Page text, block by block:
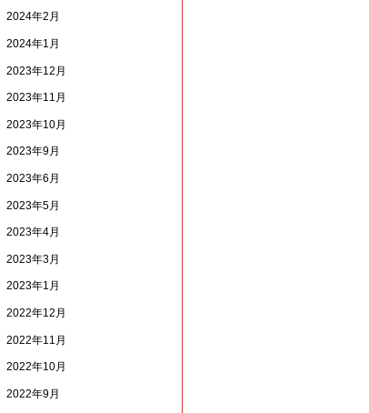
2024年2月
2024年1月
2023年12月
2023年11月
2023年10月
2023年9月
2023年6月
2023年5月
2023年4月
2023年3月
2023年1月
2022年12月
2022年11月
2022年10月
2022年9月